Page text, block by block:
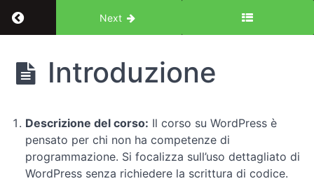
Return to course: Da design a sviluppo:
Next
Da design
a sviluppo:
tutorial
Introduzione
Introduzione
Descrizione del corso: Il corso su WordPress è
pensato per chi non ha competenze di
programmazione. Si focalizza sull’uso dettagliato di
WordPress senza richiedere la scrittura di codice.